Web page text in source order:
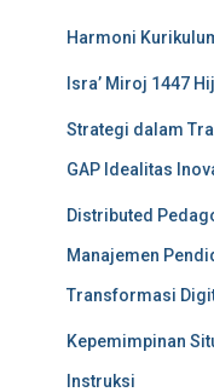
Harmoni
Isra’ Miroj 1447
Strategi dalam
GAP Idealitas
Distributed
Manajemen
Transformasi
Kepemimpinan
Instruksi